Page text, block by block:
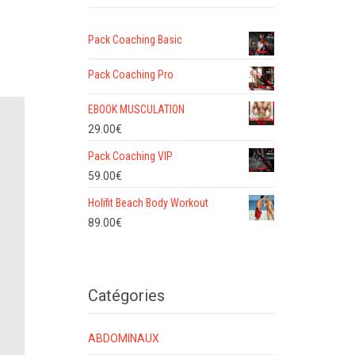
Pack Coaching Basic
Pack Coaching Pro
EBOOK MUSCULATION
29.00€
Pack Coaching VIP
59.00€
Holifit Beach Body Workout
89.00€
Catégories
ABDOMINAUX